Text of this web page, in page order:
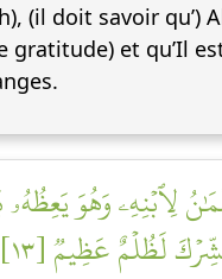
(il doit savoir qu’)
gratitude) et qu’Il
لِٱبۡنِهِۦ وَهُوَ
لَظُلۡمٌ عَظِيمٞ [١٣]